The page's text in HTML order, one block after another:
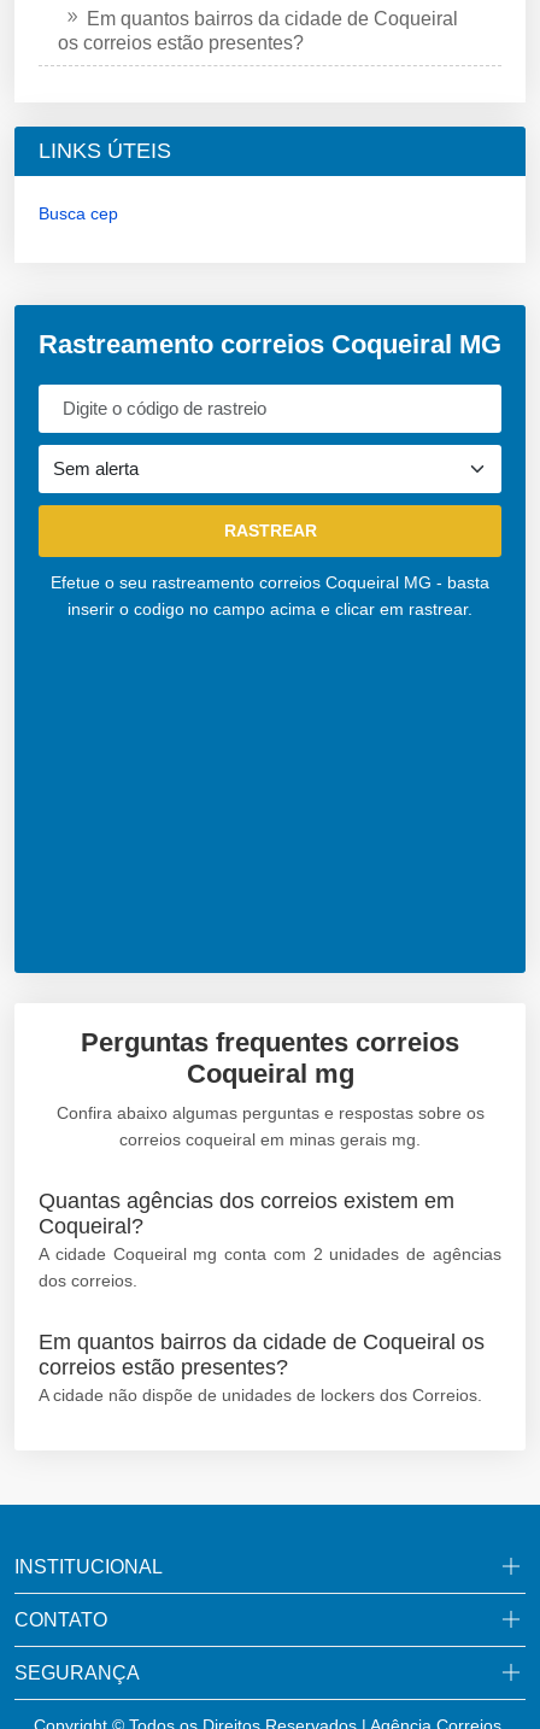
Em quantos bairros da cidade de Coqueiral
os correios estão presentes?
LINKS ÚTEIS
Busca cep
Rastreamento correios Coqueiral MG
Efetue o seu rastreamento correios Coqueiral MG - basta
inserir o codigo no campo acima e clicar em rastrear.
Perguntas frequentes correios
Coqueiral mg
Confira abaixo algumas perguntas e respostas sobre os
correios coqueiral em minas gerais mg.
Quantas agências dos correios existem em
Coqueiral?
A cidade Coqueiral mg conta com 2 unidades de agências
dos correios.
Em quantos bairros da cidade de Coqueiral os
correios estão presentes?
A cidade não dispõe de unidades de lockers dos Correios.
INSTITUCIONAL
CONTATO
SEGURANÇA
Copyright © Todos os Direitos Reservados | Agência Correios.